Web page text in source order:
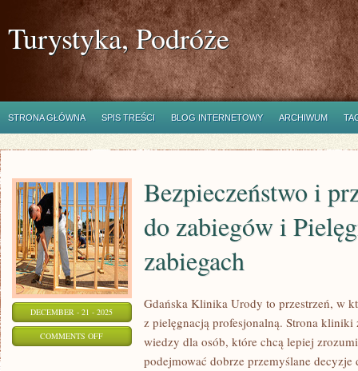
Turystyka, Podróże
STRONA GŁÓWNA SPIS TREŚCI BLOG INTERNETOWY ARCHIWUM
DECEMBER - 21 - 2025
COMMENTS OFFON
BEZPIECZEŃSTWO
Bezpieczeństwo i
do zabiegów i
zabiegach
Gdańska Klinika Urody to przestrzeń, w
z pielęgnacją profesjonalną. Strona kliniki
wiedzy dla osób, które chcą lepiej
podejmować dobrze przemyślane decyzje